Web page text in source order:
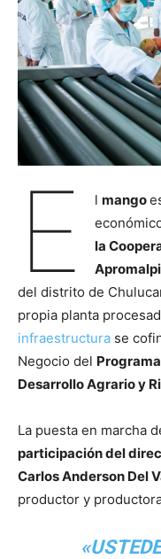
E l mango
la
del distrito de
propia planta
infraestructura se
Negocio del
Desarrollo Agrario y
La puesta en marcha
participación del
Carlos Anderson Del
productor y